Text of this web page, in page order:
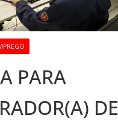
PARA
DE